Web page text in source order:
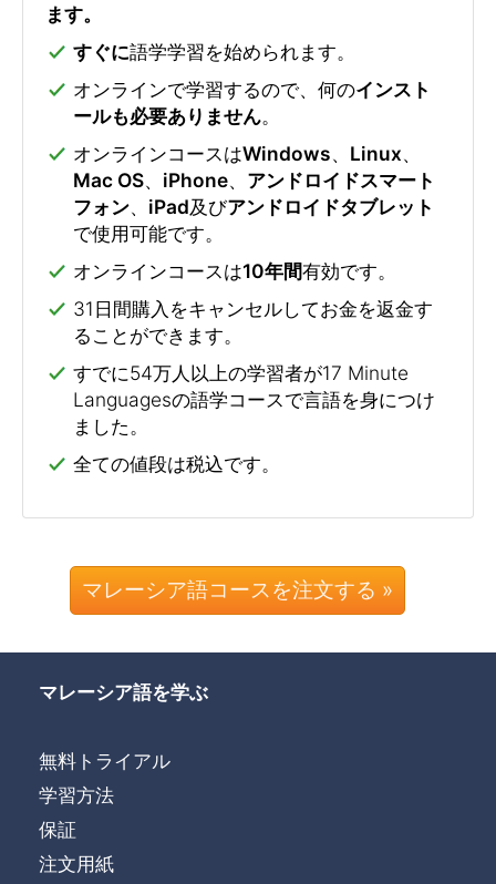
ます。
すぐに語学学習を始められます。
オンラインで学習するので、何のインスト
ールも必要ありません。
オンラインコースはWindows、 Linux、
Mac OS、 iPhone、 アンドロイドスマート
フォン、 iPad及びアンドロイドタブレット
で使用可能です。
オンラインコースは10年間有効です。
31日間購入をキャンセルしてお金を返金す
ることができます。
すでに54万人以上の学習者が17 Minute
Languagesの語学コースで言語を身につけ
ました。
全ての値段は税込です。
マレーシア語コースを注文する »
マレーシア語を学ぶ
無料トライアル
学習方法
保証
注文用紙